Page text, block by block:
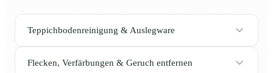
Teppichbodenreinigung & Auslegware
Flecken, Verfärbungen & Geruch entfernen